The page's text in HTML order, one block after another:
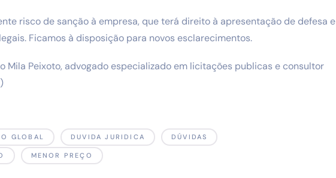
risco de sanção à empresa, que terá direito à apresentação de defesa e
Ficamos à disposição para novos esclarecimentos.
Mila Peixoto, advogado especializado em licitações publicas e consultor
GLOBAL DUVIDA JURIDICA DÚVIDAS
MENOR PREÇO